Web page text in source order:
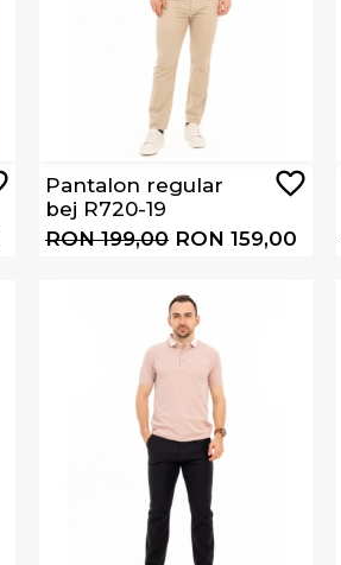
Pantalon regular
bej R720-19
RON 199,00 RON 159,00